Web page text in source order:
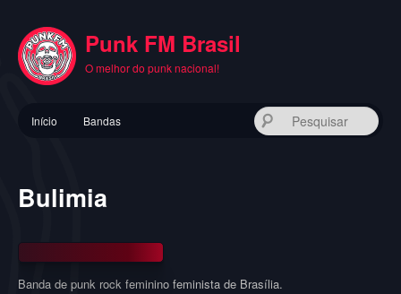
conteúdo
principal
Punk FM Brasil
O melhor do punk nacional!
principal
Início Bandas
Bulimia
Banda de punk rock feminino feminista de Brasília.